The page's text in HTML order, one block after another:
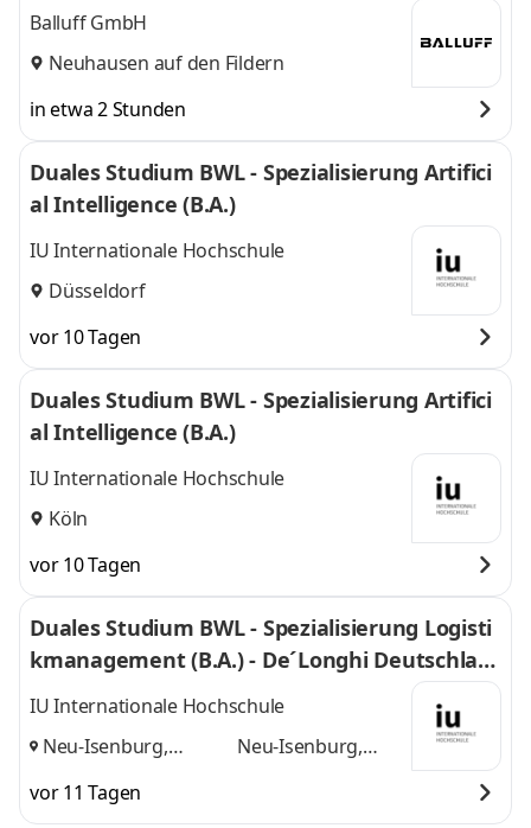
Balluff GmbH
Neuhausen auf den Fildern
in etwa 2 Stunden
Duales Studium BWL - Spezialisierung Artifici
al Intelligence (B.A.)
IU Internationale Hochschule
Düsseldorf
vor 10 Tagen
Duales Studium BWL - Spezialisierung Artifici
al Intelligence (B.A.)
IU Internationale Hochschule
Köln
vor 10 Tagen
Duales Studium BWL - Spezialisierung Logisti
kmanagement (B.A.) - De´Longhi Deutschlan
d GmbH
IU Internationale Hochschule
Neu-Isenburg,
und
Neu-Isenburg,
vor 11 Tagen